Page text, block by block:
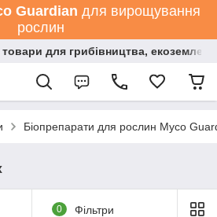
Guardian для вирощування
рослин
для грибівництва,
Біопрепарати для рослин Myco
0 Фільтри